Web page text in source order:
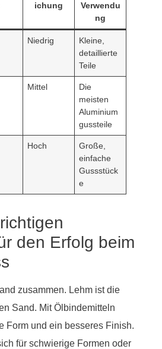
ichung
Verwendu
ng
Niedrig
Kleine,
detaillierte
Teile
Mittel
Die
meisten
Aluminium
gussteile
Hoch
Große,
einfache
Gussstück
e
den Erfolg beim
zusammen. Lehm ist die
Sand. Mit Ölbindemitteln
Form und ein besseres Finish.
für schwierige Formen oder